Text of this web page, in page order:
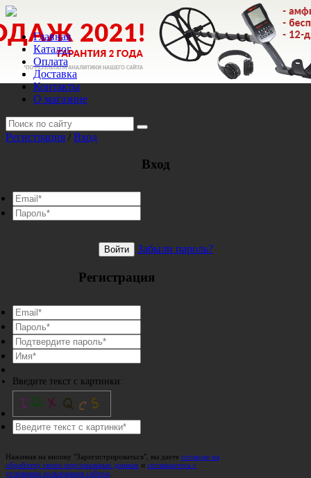
Главная
Каталог
Оплата
Доставка
Контакты
О магазине
Регистрация / Вход
Вход
Войти Забыли пароль?
Регистрация
Введите текст с картинки:
Нажимая на кнопку "Зарегистрироваться", вы даете согласие на
обработку своих персональных данных и соглашаетесь с
условиями пользования сайтом